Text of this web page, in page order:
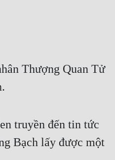
Thượng Quan Tử
truyền đến tin tức
Bạch lấy được một